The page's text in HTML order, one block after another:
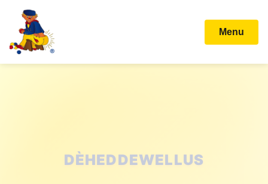
Menu
STICHTING KARNAVAL
BALLEFRUTTERSGAT